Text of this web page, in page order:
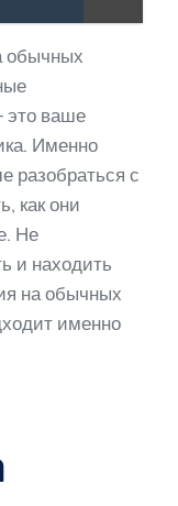
обычных
это ваше
Именно
разобраться с
как они
Не
и находить
на обычных
именно